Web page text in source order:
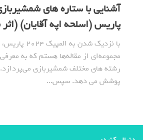
پاریس (اسلحه اپه آقایان) (اثر
با نزدیک شدن به
مجموعه‌ای از مقاله‌ها هستم که به معرفی
رشته های مختلف شمشیربازی می‌پردازد.
پوشش می دهد. سپس...